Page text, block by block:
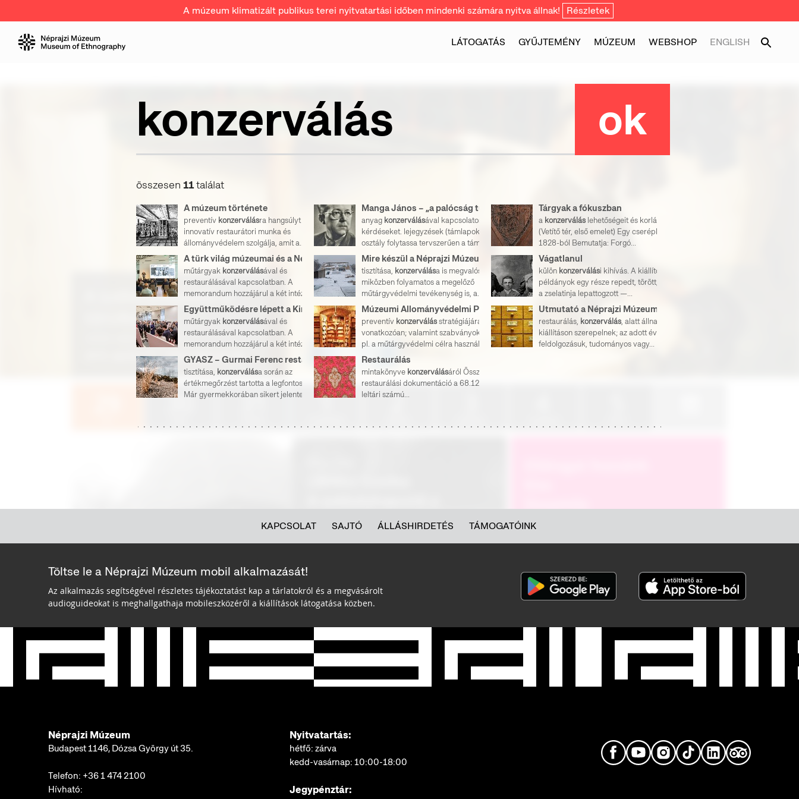
A múzeum klimatizált publikus terei nyitvatartási időben mindenki számára nyitva állnak! Részletek
LÁTOGATÁS GYŰJTEMÉNY MÚZEUM WEBSHOP ENGLISH
összesen 11találat
A múzeum története
preventív konzerválásra hangsúlyt helyező,
innovatív restaurátori munka és
állományvédelem szolgálja, amit a...
A türk világ múzeumai és a Néprajzi Múzeum
műtárgyak konzerválásával és
restaurálásával kapcsolatban. A
memorandum hozzájárul a két intézmény
sikeres...
Együttműködésre lépett a Kirgiz Nemzeti Történeti Múzeum és a Néprajzi Múzeum
műtárgyak konzerválásával és
restaurálásával kapcsolatban. A
memorandum hozzájárul a két intézmény
sikeres...
GYÁSZ – Gurmai Ferenc restaurátortól búcsúzik a Néprajzi Múzeum
tisztítása, konzerválása során az
értékmegőrzést tartotta a legfontosabbnak.
Már gyermekkorában sikert jelentett, ha...
Manga János – „a palócság tudósa”
anyag konzerválásával kapcsolatos
kérdéseket. lejegyzések (támlapok): Az
osztály folytassa tervszerűen a támlapok...
Mire készül a Néprajzi Múzeum 2025-ben?
tisztítása, konzerválása is megvalósulhat,
miközben folyamatos a megelőző
műtárgyvédelmi tevékenység is, a...
Múzeumi Állományvédelmi Program
preventív konzerválásstratégiájára
vonatkozóan; valamint szabványokat ír elő
pl. a műtárgyvédelmi célra használható...
Restaurálás
mintakönyve konzerválásáról Összefoglaló
restaurálási dokumentáció a 68.120.24-es
leltári számú...
Tárgyak a fókuszban
a konzerválás lehetőségeit és korlátait.
(Vetítő tér, első emelet) Egy cserépkanalas
1828-ból Bemutatja: Forgó...
Vágatlanul
külön konzerválási kihívás. A kiállított
példányok egy része repedt, törött, felázott,
a zselatinja lepattogzott —...
restaurálás, konzerválás, alatt állnak, vagy
kiállításon szerepelnek; az adott évben
feldolgozásuk, tudományos vagy...
KAPCSOLAT SAJTÓ ÁLLÁSHIRDETÉS TÁMOGATÓINK
Töltse le a Néprajzi Múzeum mobil alkalmazását!
Az alkalmazás segítségével részletes tájékoztatást kap a tárlatokról és a megvásárolt
audioguideokat is meghallgathaja mobileszközéről a kiállítások látogatása közben.
Néprajzi Múzeum
Budapest 1146, Dózsa György út 35.
Telefon: +36 1 474 2100
Hívható:
Nyitvatartás:
hétfő: zárva
kedd-vasárnap: 10:00-18:00
Jegypénztár: